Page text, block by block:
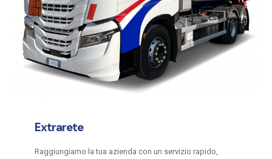
Extrarete
Raggiungiamo la tua azienda con un servizio rapido,